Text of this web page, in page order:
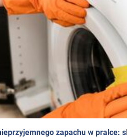
zapachu w pralce: